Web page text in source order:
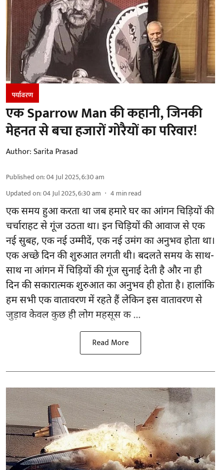
पर्यावरण
एक Sparrow Man की कहानी, जिनकी
मेहनत से बचा हजारों गोरैयों का परिवार!
Author:Sarita Prasad
Published on:04 Jul 2025, 6:30 am
Updated on:04 Jul 2025, 6:30 am 4 min read
एक समय हुआ करता था जब हमारे घर का आंगन चिड़ियों की
चर्चाराहट से गूंज उठता था। इन चिड़ियों की आवाज से एक
नई सुबह, एक नई उम्मीदें, एक नई उमंग का अनुभव होता था।
एक अच्छे दिन की शुरुआत लगती थी। बदलते समय के साथ-
साथ ना आंगन में चिड़ियों की गूंज सुनाई देती है और ना ही
दिन की सकारात्मक शुरुआत का अनुभव ही होता है। हालांकि
हम सभी एक वातावरण में रहते हैं लेकिन इस वातावरण से
जुड़ाव केवल कुछ ही लोग महसूस क ...
Read More